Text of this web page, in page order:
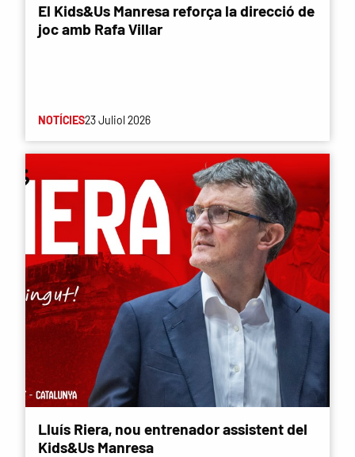
El Kids&Us Manresa reforça la direcció de
joc amb Rafa Villar
NOTÍCIES23 Juliol 2026
Lluís Riera, nou entrenador assistent del
Kids&Us Manresa